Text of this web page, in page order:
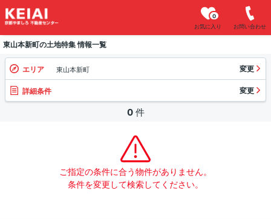
お気に入り
0
お問い合わせ
東山本新町の土地特集 情報一覧
エリア 東山本新町 変更
詳細条件 変更
0 件
ご指定の条件に合う物件がありません。
条件を変更して検索してください。